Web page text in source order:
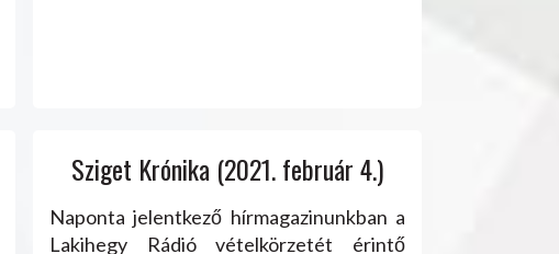
Sziget Krónika (2021. február 4.)
Naponta jelentkező hírmagazinunkban a
Lakihegy Rádió vételkörzetét érintő